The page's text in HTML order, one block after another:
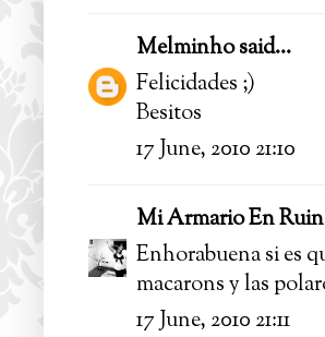
Melminhosaid...
Felicidades ;)
Besitos
17 June, 2010 21:10
Mi Armario En
Enhorabuena si es
macarons y las
17 June, 2010 21:11